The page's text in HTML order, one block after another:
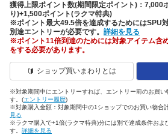
獲得上限ポイント数(期間限定ポイント)：7,000
り)+1,500ポイント(ラクマ特典)
※ポイント最大49.5倍を達成するためにはSPU
別途エントリーが必要です。 詳細を見る
※ポイント11倍到達のためには対象アイテム含
をする必要があります。
ショップ買いまわりとは
※対象期間中にエントリーすれば、エントリー前のお買い
す。(エントリー履歴)
※対象購入金額：対象期間中の1ショップでのお買い物合
見る
※ラクマ購入で+1倍(ラクマ特典)分には別で達成条件およ
す。 詳細を見る